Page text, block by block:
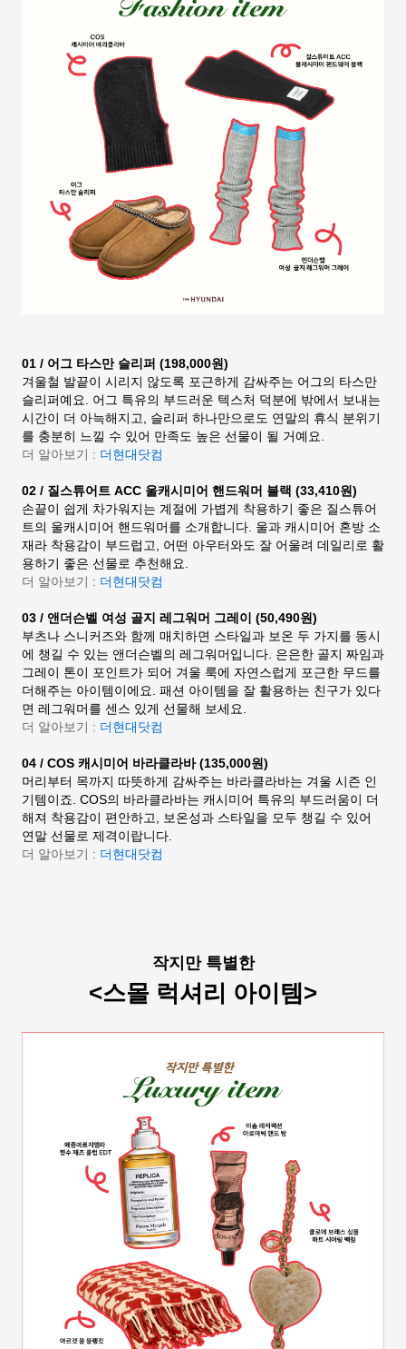
01 / 어그 타스만 슬리퍼 (198,000원)
겨울철 발끝이 시리지 않도록 포근하게 감싸주는 어그의 타스만
슬리퍼예요. 어그 특유의 부드러운 텍스처 덕분에 밖에서 보내는
시간이 더 아늑해지고, 슬리퍼 하나만으로도 연말의 휴식 분위기
를 충분히 느낄 수 있어 만족도 높은 선물이 될 거예요.
더 알아보기 : 더현대닷컴
02 / 질스튜어트 ACC 울캐시미어 핸드워머 블랙 (33,410원)
손끝이 쉽게 차가워지는 계절에 가볍게 착용하기 좋은 질스튜어
트의 울캐시미어 핸드워머를 소개합니다. 울과 캐시미어 혼방 소
재라 착용감이 부드럽고, 어떤 아우터와도 잘 어울려 데일리로 활
용하기 좋은 선물로 추천해요.
더 알아보기 : 더현대닷컴
03 / 앤더슨벨 여성 골지 레그워머 그레이 (50,490원)
부츠나 스니커즈와 함께 매치하면 스타일과 보온 두 가지를 동시
에 챙길 수 있는 앤더슨벨의 레그워머입니다. 은은한 골지 짜임과
그레이 톤이 포인트가 되어 겨울 룩에 자연스럽게 포근한 무드를
더해주는 아이템이에요. 패션 아이템을 잘 활용하는 친구가 있다
면 레그워머를 센스 있게 선물해 보세요.
더 알아보기 : 더현대닷컴
04 / COS 캐시미어 바라클라바 (135,000원)
머리부터 목까지 따뜻하게 감싸주는 바라클라바는 겨울 시즌 인
기템이죠. COS의 바라클라바는 캐시미어 특유의 부드러움이 더
해져 착용감이 편안하고, 보온성과 스타일을 모두 챙길 수 있어
연말 선물로 제격이랍니다.
더 알아보기 : 더현대닷컴
작지만 특별한
<스몰 럭셔리 아이템>